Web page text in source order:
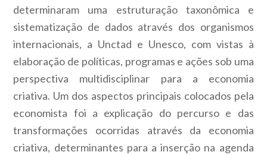
determinaram uma estruturação taxonômica e
sistematização de dados através dos organismos
internacionais, a Unctad e Unesco, com vistas à
elaboração de políticas, programas e ações sob uma
perspectiva multidisciplinar para a economia
criativa. Um dos aspectos principais colocados pela
economista foi a explicação do percurso e das
transformações ocorridas através da economia
criativa, determinantes para a inserção na agenda